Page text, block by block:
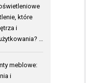
które
i
…
meblowe:
i